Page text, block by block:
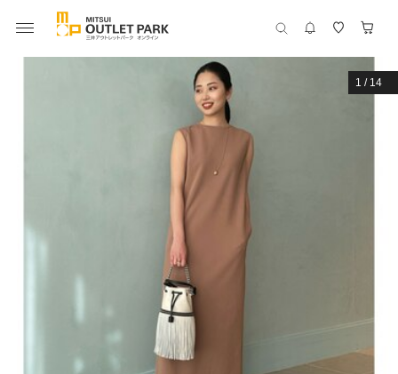
1 / 14